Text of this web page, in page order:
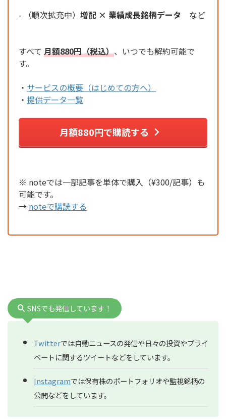
- （順次拡充中） 増配 × 業績成長銘柄データ など
すべて 月額880円（税込）、いつでも解約可能で
す。
・ サービスの概要（はじめての方へ）
・ 提供データ一覧
月額880円で購読する
※ noteでは一部記事を単体で購入（¥300/記事）も
可能です。
→ noteで購読する
SNSでも発信しています！
Twitterでは自動ニュースの発信や日々の投資やプライ
ベートに関するツイートなどをしています。
Instagramでは保有株のポートフォリオや監視銘柄の
公開などをしています。